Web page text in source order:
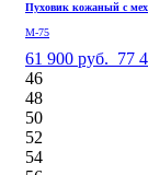
Пуховик кожаный с
М-75
61 900 руб. 77
46
48
50
52
54